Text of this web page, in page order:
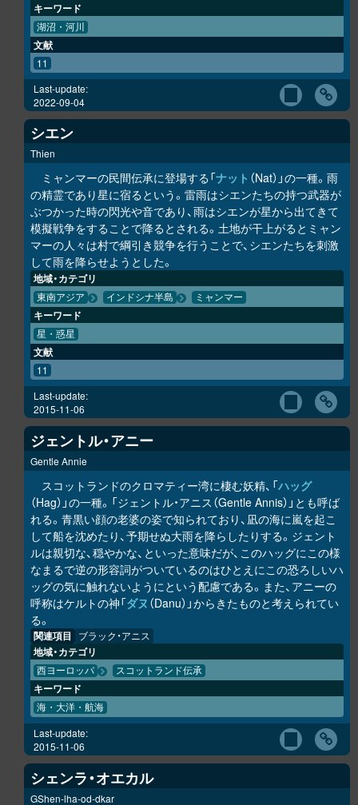
キーワード
湖沼・河川
文献
11
Last-update:
2022-09-04
シエン
Thien
ミャンマーの民間伝承に登場する「ナット （Nat）」の一種。雨
の精霊であり星に宿るという。雷雨はシエンたちの持つ武器が
ぶつかった時の閃光や音であり、雨はシエンが星から出てきて
模擬戦争をすることで降るとされる。土地が干上がるとミャン
マーの人々は村で綱引き競争を行うことで、シエンたちを刺激
して雨を降らせようとした。
地域・カテゴリ
東南アジア インドシナ半島 ミャンマー
キーワード
星・惑星
文献
11
Last-update:
2015-11-06
ジェントル・アニー
Gentle Annie
スコットランドのクロマティー湾に棲む妖精、「ハッグ
（Hag）」の一種。「ジェントル・アニス（Gentle Annis）」とも呼ば
れる。青黒い顔の老婆の姿で知られており、凪の海に嵐を起こ
して船を沈めたり、予期せぬ大雨を降らしたりする。ジェント
ルは親切な、穏やかな、といった意味だが、このハッグにこの様
なまるで逆の形容詞がついているのはひとえにこの恐ろしいハ
ッグの気に触れないようにという配慮である。また、アニーの
呼称はケルトの神「ダヌ （Danu）」からきたものと考えられてい
る。
関連項目 ブラック・アニス
地域・カテゴリ
西ヨーロッパ スコットランド伝承
キーワード
海・大洋・航海
Last-update:
2015-11-06
シェンラ・オエカル
GShen-lha-od-dkar